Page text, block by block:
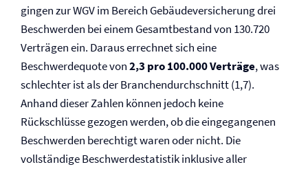
gingen zur WGV im Bereich Gebäude­versicherung drei
Beschwerden bei einem Gesamtbestand von 130.720
Verträgen ein. Daraus errechnet sich eine
Beschwerdequote von2,3 pro 100.000 Verträge, was
schlechter ist als der Branchendurchschnitt (1,7).
Anhand dieser Zahlen können jedoch keine
Rückschlüsse gezogen werden, ob die eingegangenen
Beschwerden berechtigt waren oder nicht. Die
vollständige Beschwerdestatistik inklusive aller